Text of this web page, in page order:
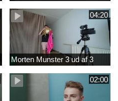
04:20
Morten Munster 3 ud af 3
02:00